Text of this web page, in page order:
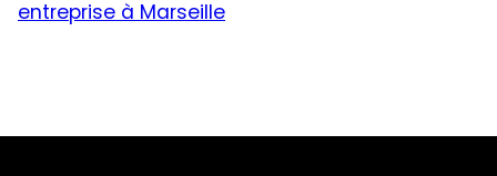
entreprise à Marseille